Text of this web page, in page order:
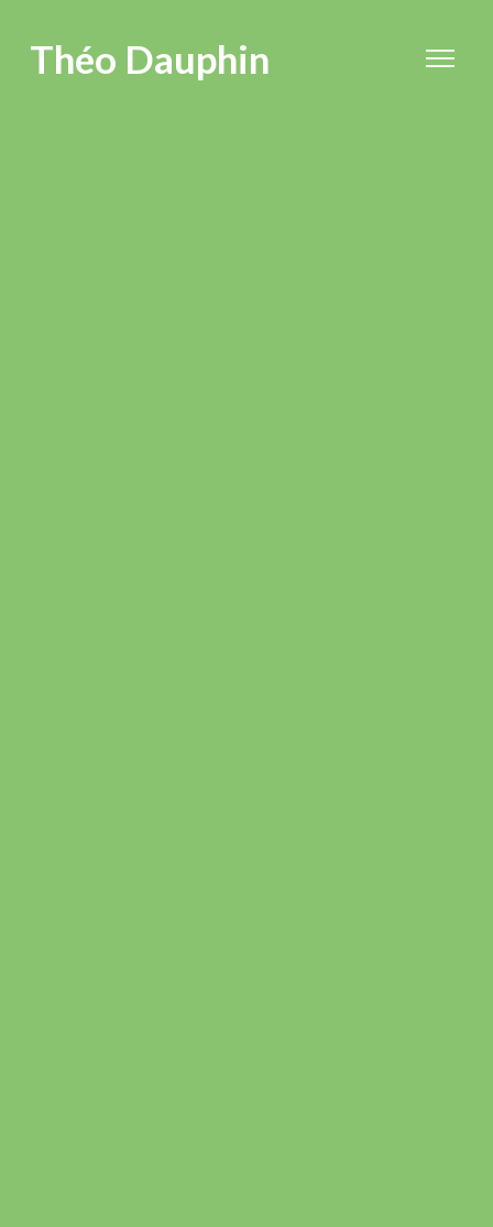
Théo Dauphin